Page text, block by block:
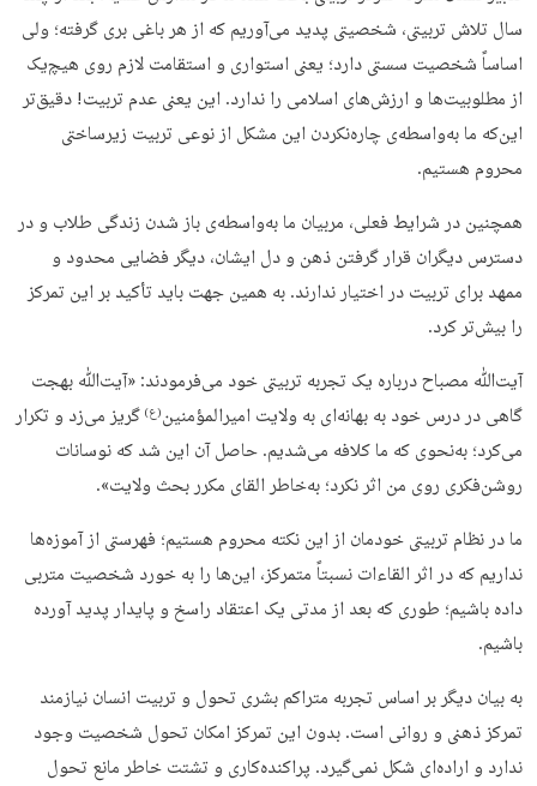
سال تلاش تربیتی، شخصیتی پدید می‌آوریم که از هر باغی بری گرفته؛ ولی
اساساً شخصیت سستی دارد؛ یعنی استواری و استقامت لازم روی هیچ‌یک
از مطلوبیت‌ها و ارزش‌های اسلامی را ندارد. این یعنی عدم تربیت! دقیق‌تر
این‌که ما به‌واسطه‌ی چاره‌نکردن این مشکل از نوعی تربیت زیرساختی
محروم هستیم.
همچنین در شرایط فعلی، مربیان ما به‌واسطه‌ی باز شدن زندگی طلاب و در
دسترس دیگران قرار گرفتن ذهن و دل ایشان، دیگر فضایی محدود و
ممهد برای تربیت در اختیار ندارند. به همین جهت باید تأکید بر این تمرکز
را بیش‌تر کرد.
آیت‌ﷲ مصباح درباره یک تجربه تربیتی خود می‌فرمودند: «آیت‌ﷲ بهجت
گاهی در درس خود به بهانه‌ای به ولایت امیرالمؤمنین(ع) گریز می‌زد و تکرار
می‌کرد؛ به‌نحوی که ما کلافه می‌شدیم. حاصل آن این شد که نوسانات
روشن‌فکری روی من اثر نکرد؛ به‌خاطر القای مکرر بحث ولایت».
ما در نظام تربیتی خودمان از این نکته محروم هستیم؛ فهرستی از آموزه‌ها
نداریم که در اثر القاءات نسبتاً متمرکز، این‌ها را به خورد شخصیت متربی
داده باشیم؛ طوری که بعد از مدتی یک اعتقاد راسخ و پایدار پدید آورده
باشیم.
به بیان دیگر بر اساس تجربه متراکم بشری تحول و تربیت انسان نیازمند
تمرکز ذهنی و روانی است. بدون این تمرکز امکان تحول شخصیت وجود
ندارد و اراده‌ای شکل نمی‌گیرد. پراکنده‌کاری و تشتت خاطر مانع تحول